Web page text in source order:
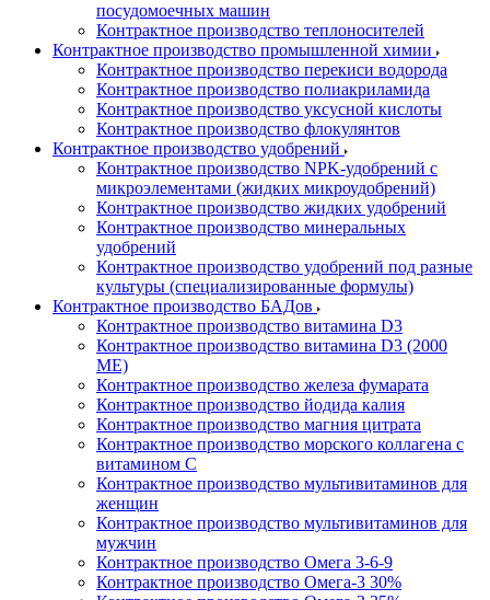
посудомоечных машин
Контрактное производство теплоносителей
Контрактное производство промышленной химии
Контрактное производство перекиси водорода
Контрактное производство полиакриламида
Контрактное производство уксусной кислоты
Контрактное производство флокулянтов
Контрактное производство удобрений
Контрактное производство NPK-удобрений с
микроэлементами (жидких микроудобрений)
Контрактное производство жидких удобрений
Контрактное производство минеральных
удобрений
Контрактное производство удобрений под разные
культуры (специализированные формулы)
Контрактное производство БАДов
Контрактное производство витамина D3
Контрактное производство витамина D3 (2000
МЕ)
Контрактное производство железа фумарата
Контрактное производство йодида калия
Контрактное производство магния цитрата
Контрактное производство морского коллагена с
витамином С
Контрактное производство мультивитаминов для
женщин
Контрактное производство мультивитаминов для
мужчин
Контрактное производство Омега 3-6-9
Контрактное производство Омега-3 30%